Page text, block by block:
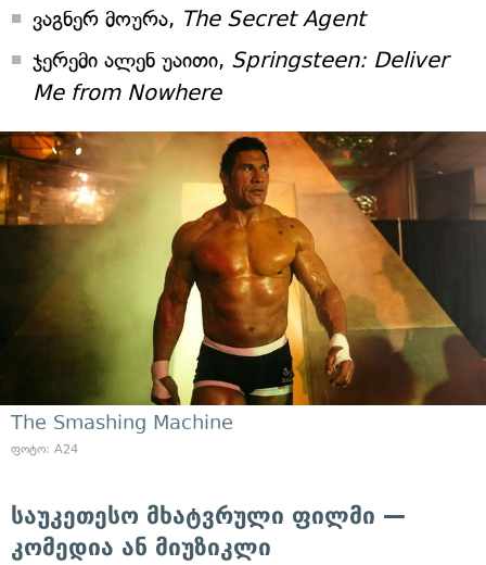
ვაგნერ მოურა, The Secret Agent
ჯერემი ალენ უაითი, Springsteen: Deliver
Me from Nowhere
The Smashing Machine
ფოტო: A24
საუკეთესო მხატვრული ფილმი —
კომედია ან მიუზიკლი